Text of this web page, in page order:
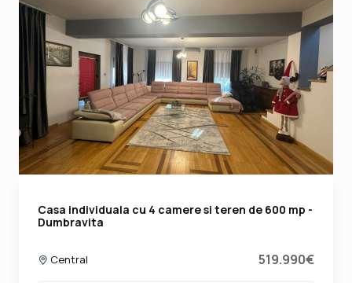
Casa individuala cu 4 camere si teren de 600 mp -
Dumbravita
Central 519.990€